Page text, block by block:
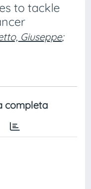
to tackle
Giuseppe;
completa